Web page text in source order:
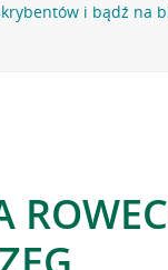
i bądź na